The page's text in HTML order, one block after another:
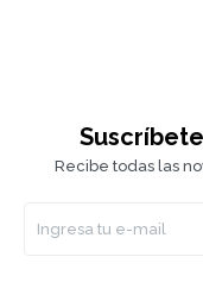
Recibe todas las